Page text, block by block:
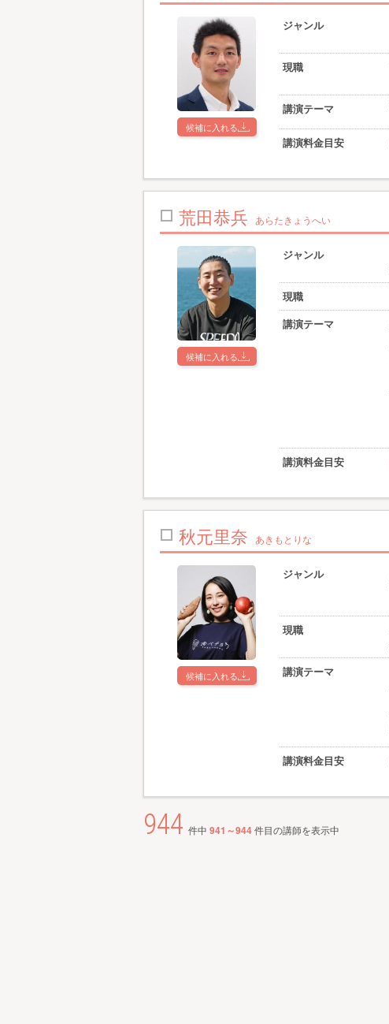
候補に入れる
ジャンル
現職
講演テーマ
講演料金目安
荒田恭兵 あらたきょうへい
候補に入れる
ジャンル
現職
講演テーマ
講演料金目安
秋元里奈 あきもとりな
候補に入れる
ジャンル
現職
講演テーマ
講演料金目安
944 件中 941～944件目の講師を表示中